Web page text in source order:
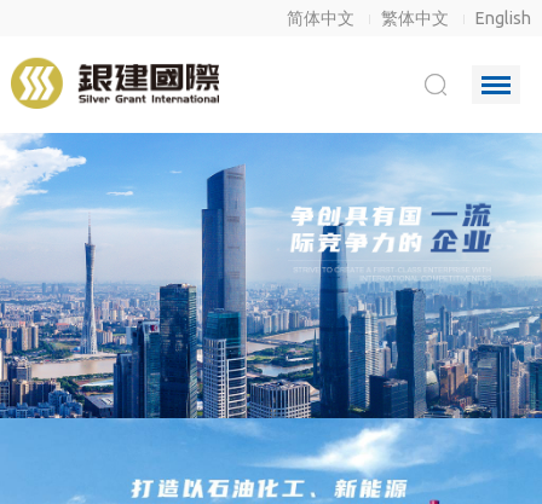
简体中文 繁体中文 English